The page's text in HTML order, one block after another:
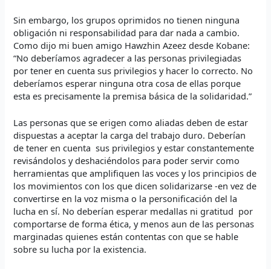
Sin embargo, los grupos oprimidos no tienen ninguna
obligación ni responsabilidad para dar nada a cambio.
Como dijo mi buen amigo Hawzhin Azeez desde Kobane:
“No deberíamos agradecer a las personas privilegiadas
por tener en cuenta sus privilegios y hacer lo correcto. No
deberíamos esperar ninguna otra cosa de ellas porque
esta es precisamente la premisa básica de la solidaridad.”
Las personas que se erigen como aliadas deben de estar
dispuestas a aceptar la carga del trabajo duro. Deberían
de tener en cuenta sus privilegios y estar constantemente
revisándolos y deshaciéndolos para poder servir como
herramientas que amplifiquen las voces y los principios de
los movimientos con los que dicen solidarizarse -en vez de
convertirse en la voz misma o la personificación del la
lucha en sí. No deberían esperar medallas ni gratitud por
comportarse de forma ética, y menos aun de las personas
marginadas quienes están contentas con que se hable
sobre su lucha por la existencia.